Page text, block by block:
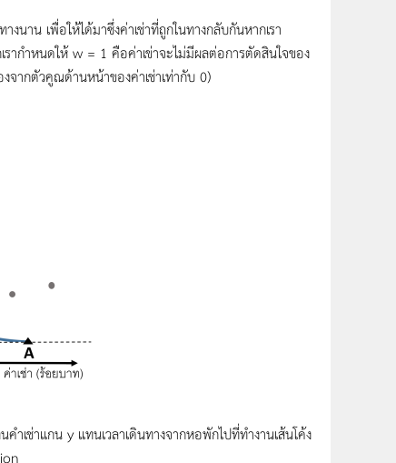
น เพื่อให้ได้มาซึ่งค่าเช่าที่ถูกในทางกลับกันหากเรา
ากำหนดให้ w = 1 คือค่าเข่าจะไม่มีผลต่อการตัดสินใจของ
จากตัวคูณด้านหน้าของค่าเช่าเท่ากับ 0)
ช่าแกน y แทนเวลาเดินทางจากหอพักไปที่ทำงานเส้นโค้ง